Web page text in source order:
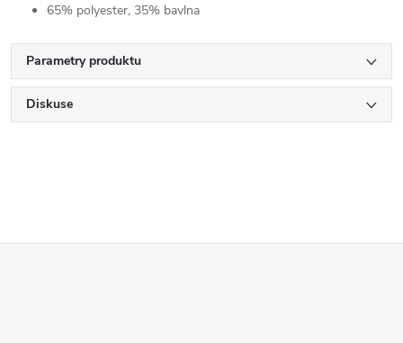
65% polyester, 35% bavlna
Parametry produktu
Diskuse